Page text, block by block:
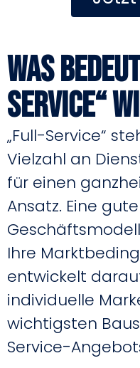
Was
Service“
„Full-Service“
Vielzahl an
für einen
Ansatz. Eine
Ihre
entwickelt
individuelle
wichtigsten
Service-